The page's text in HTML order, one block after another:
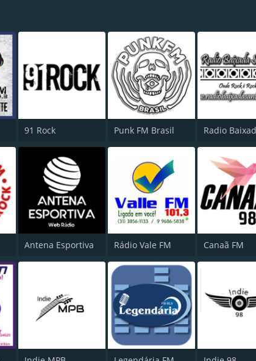
91 Rock Punk FM Brasil
Antena Esportiva Rádio Vale FM Canaã FM